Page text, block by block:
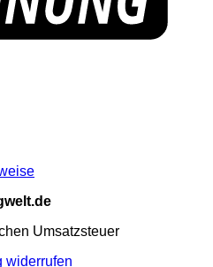
Umsatzsteuer
widerrufen